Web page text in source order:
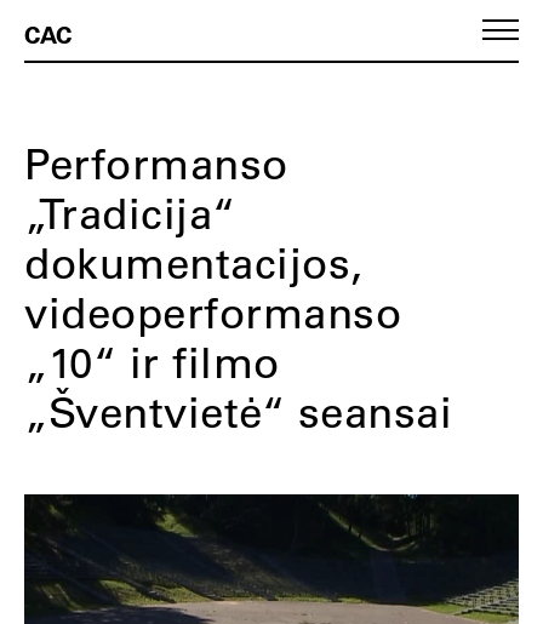
CAC
Performanso
„Tradicija“
dokumentacijos,
videoperformanso
„10“ ir filmo
„Šventvietė“ seansai